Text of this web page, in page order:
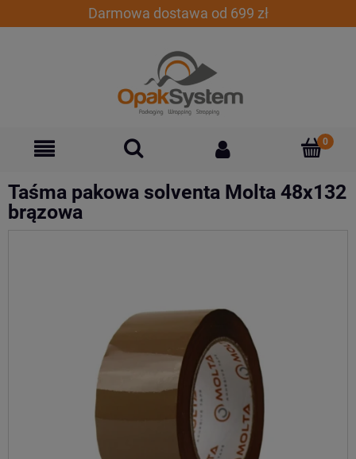
Darmowa dostawa od 699 zł
Taśma pakowa solventa Molta 48x132
brązowa